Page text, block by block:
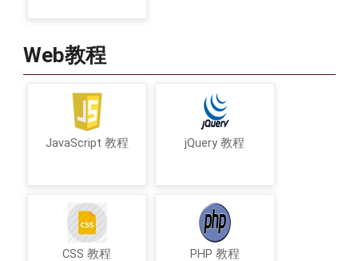
Web教程
JavaScript 教程 jQuery 教程
CSS 教程 PHP 教程